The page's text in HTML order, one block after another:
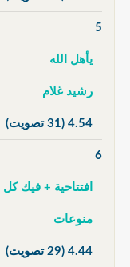
5
يأهل الله
رشيد غلام
4.54 (31 تصويت)
6
افتتاحية + فيك
منوعات
4.44 (29 تصويت)